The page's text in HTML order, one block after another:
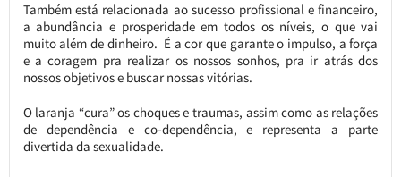
Também está relacionada ao sucesso profissional e financeiro,
a abundância e prosperidade em todos os níveis, o que vai
muito além de dinheiro. É a cor que garante o impulso, a força
e a coragem pra realizar os nossos sonhos, pra ir atrás dos
nossos objetivos e buscar nossas vitórias.
O laranja “cura” os choques e traumas, assim como as relações
de dependência e co-dependência, e representa a parte
divertida da sexualidade.